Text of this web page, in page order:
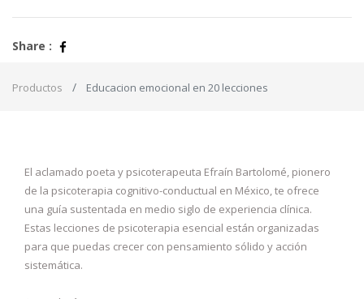
Share :
Productos Educacion emocional en 20 lecciones
El aclamado poeta y psicoterapeuta Efraín Bartolomé, pionero
de la psicoterapia cognitivo-conductual en México, te ofrece
una guía sustentada en medio siglo de experiencia clínica.
Estas lecciones de psicoterapia esencial están organizadas
para que puedas crecer con pensamiento sólido y acción
sistemática.